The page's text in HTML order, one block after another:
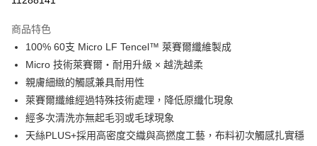
合作金庫商業銀行
華南商業銀行
彰化商業銀行
上海商業儲蓄銀行
台北富邦商業銀行
國泰世華商業銀行
臺灣中小企業銀行
台中商業銀行
匯豐（台灣）商業銀行
聯邦商業銀行
元大商業銀行
永豐商業銀行
6 期 0 利率 每期
華南商業銀行
彰化商業銀行
上海商業儲蓄銀行
國泰世華商業銀行
兆豐國際商業銀行
臺灣中小企業銀行
台中商業銀行
匯豐（台灣）商業銀行
華泰商業銀行
LINE Pay
Apple Pay
悠遊付
Google Pay
商品特色
100% 60支 Micro LF Tencel™ 萊賽爾纖維製成
Micro 技術萊賽爾・耐用升級 × 越洗越柔
親膚細緻的觸感兼具耐用性
萊賽爾纖維經過特殊技術處理，降低原纖化現象
經多次清洗亦無起毛羽或毛球現象
天絲PLUS+採用高密度交織與高撚度工藝，布料初次觸感扎實穩